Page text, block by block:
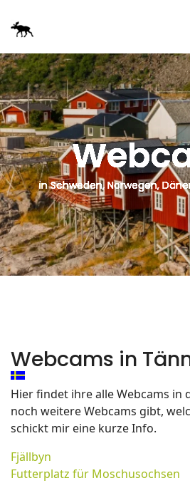
in Schweden, Norwegen,
Webcams in
Hier findet ihre alle Webcams in
noch weitere Webcams gibt,
schickt mir eine kurze Info.
Fjällbyn
Futterplatz für Moschusochsen